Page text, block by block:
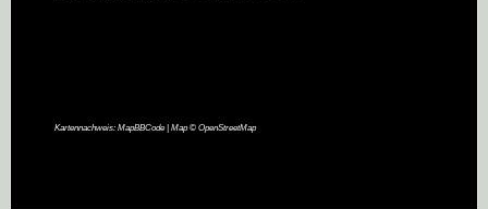
Kartennachweis: MapBBCode| Map © OpenStreetMap